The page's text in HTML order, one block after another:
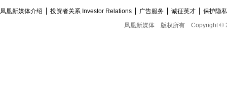
凤凰新媒体介绍 投资者关系 Investor Relations 广告服务 诚征英才
保护隐
凤凰新媒体
版权所有 Copyright ©